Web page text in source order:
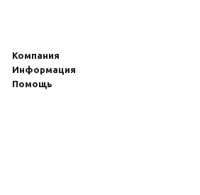
Компания
Информация
Помощь